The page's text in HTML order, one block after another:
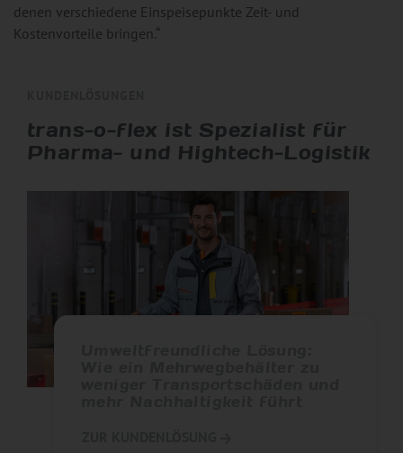
denen verschiedene Einspeisepunkte Zeit- und
Kostenvorteile bringen.“
trans-o-flex ist Spezialist für
Pharma- und Hightech-Logistik